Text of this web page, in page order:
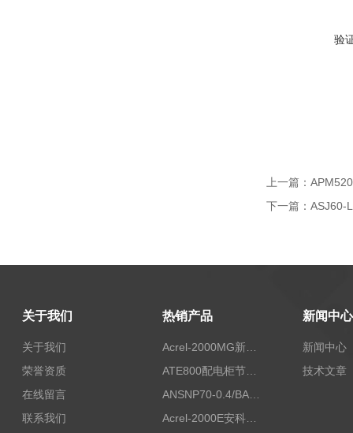
验
上一篇：
下一篇： ASJ60-
关于我们
关于我们
荣誉资质
在线留言
联系我们
热销产品
Acrel-2000MG新能源消纳安科瑞微电网能量管理系统
ATE800配电柜节点无线测温/表带捆绑/无源感应取电
ANSNP70-0.4/BANSNP中线安防保护器 治理三相不平衡
Acrel-2000E安科瑞Acrel配电室综合监控系统
新闻中心
新闻中心
技术文章